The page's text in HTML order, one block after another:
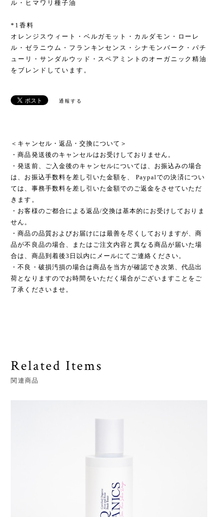
ル・ヒマワリ種子油
*1香料
オレンジスウィート・ベルガモット・カルダモン・ローレ
ル・ゼラニウム・フランキンセンス・シナモンバーク・パチ
ューリ・サンダルウッド・スペアミントのオーガニック精油
をブレンドしています。
通報する
＜キャンセル・返品・交換について＞
・商品発送後のキャンセルはお受けしておりません。
・発送前、ご入金後のキャンセルについては、お振込みの場合
は、お振込手数料を差し引いた金額を、 Paypalでの決済につい
ては、事務手数料を差し引いた金額でのご返金をさせていただ
きます。
・お客様のご都合による返品/交換は基本的にお受けしておりま
せん。
・商品の品質およびお届けには最善を尽くしておりますが、商
品が不良品の場合、またはご注文内容と異なる商品が届いた場
合は、商品到着後3日以内にメールにてご連絡ください。
・不良・破損汚損の場合は商品を当方が確認でき次第、代品出
荷となりますのでお時間をいただく場合がございますことをご
了承くださいませ。
Related Items
関連商品